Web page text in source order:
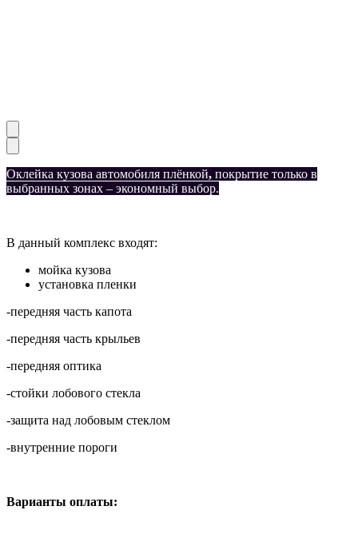
Оклейка кузова автомобиля плёнкой, покрытие только в
выбранных зонах – экономный выбор.
В данный комплекс входят:
мойка кузова
установка пленки
-передняя часть капота
-передняя часть крыльев
-передняя оптика
-стойки лобового стекла
-защита над лобовым стеклом
-внутренние пороги
Варианты оплаты: